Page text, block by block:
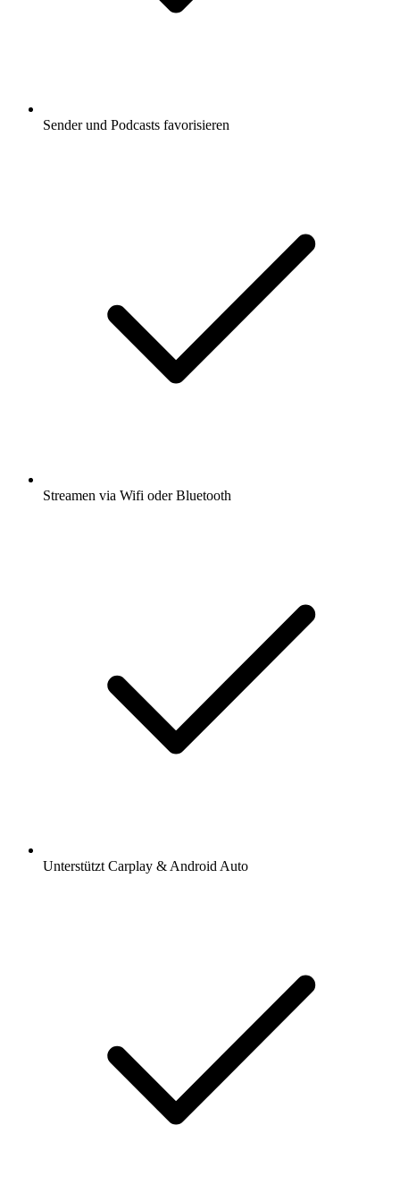
Sender und Podcasts favorisieren
Streamen via Wifi oder Bluetooth
Unterstützt Carplay & Android Auto